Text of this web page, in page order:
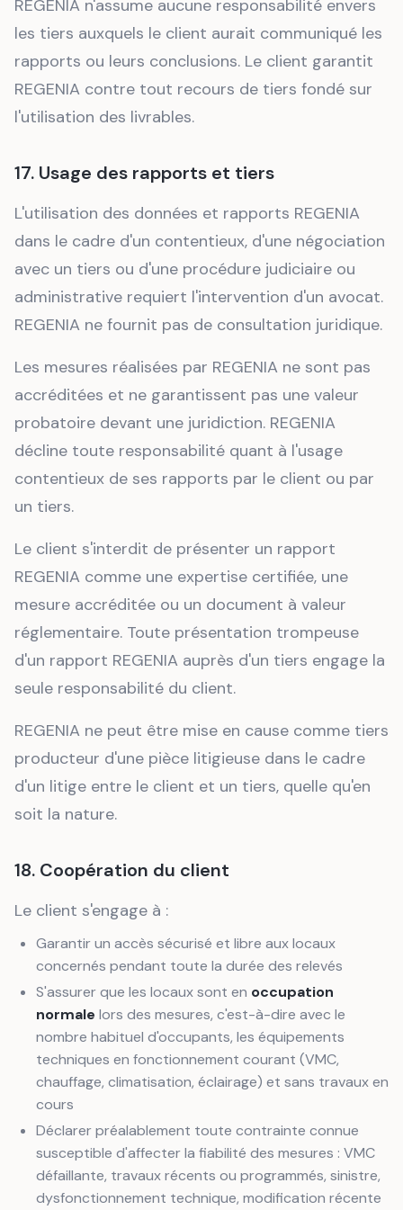
REGENIA n'assume aucune responsabilité envers
les tiers auxquels le client aurait communiqué les
rapports ou leurs conclusions. Le client garantit
REGENIA contre tout recours de tiers fondé sur
l'utilisation des livrables.
17. Usage des rapports et tiers
L'utilisation des données et rapports REGENIA
dans le cadre d'un contentieux, d'une négociation
avec un tiers ou d'une procédure judiciaire ou
administrative requiert l'intervention d'un avocat.
REGENIA ne fournit pas de consultation juridique.
Les mesures réalisées par REGENIA ne sont pas
accréditées et ne garantissent pas une valeur
probatoire devant une juridiction. REGENIA
décline toute responsabilité quant à l'usage
contentieux de ses rapports par le client ou par
un tiers.
Le client s'interdit de présenter un rapport
REGENIA comme une expertise certifiée, une
mesure accréditée ou un document à valeur
réglementaire. Toute présentation trompeuse
d'un rapport REGENIA auprès d'un tiers engage la
seule responsabilité du client.
REGENIA ne peut être mise en cause comme tiers
producteur d'une pièce litigieuse dans le cadre
d'un litige entre le client et un tiers, quelle qu'en
soit la nature.
18. Coopération du client
Le client s'engage à :
Garantir un accès sécurisé et libre aux locaux
concernés pendant toute la durée des relevés
S'assurer que les locaux sont en occupation
normale lors des mesures, c'est-à-dire avec le
nombre habituel d'occupants, les équipements
techniques en fonctionnement courant (VMC,
chauffage, climatisation, éclairage) et sans travaux en
cours
Déclarer préalablement toute contrainte connue
susceptible d'affecter la fiabilité des mesures : VMC
défaillante, travaux récents ou programmés, sinistre,
dysfonctionnement technique, modification récente